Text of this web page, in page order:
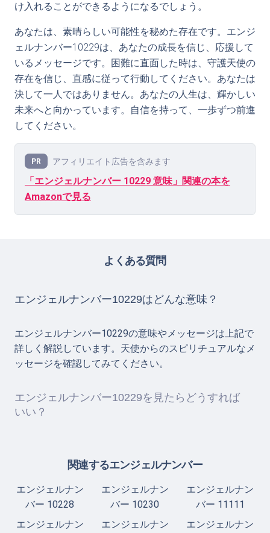
け入れることができるようになるでしょう。
あなたは、素晴らしい可能性を秘めた存在です。エンジ
ェルナンバー10229は、あなたの成長を信じ、応援して
いるメッセージです。困難に直面した時は、守護天使の
存在を信じ、直感に従って行動してください。あなたは
決して一人ではありません。あなたの人生は、輝かしい
未来へと向かっています。自信を持って、一歩ずつ前進
してください。
PR アフィリエイト広告を含みます
「エンジェルナンバー 10229 意味」関連の本を
Amazonで見る
よくある質問
エンジェルナンバー10229はどんな意味？
エンジェルナンバー10229の意味やメッセージは上記で
詳しく解説しています。天使からのスピリチュアルなメ
ッセージを確認してみてください。
エンジェルナンバー10229を見たらどうすれば
いい？
関連するエンジェルナンバー
エンジェルナン
バー 10228
エンジェルナン
バー 10230
エンジェルナン
バー 11111
エンジェルナン
エンジェルナン
エンジェルナン